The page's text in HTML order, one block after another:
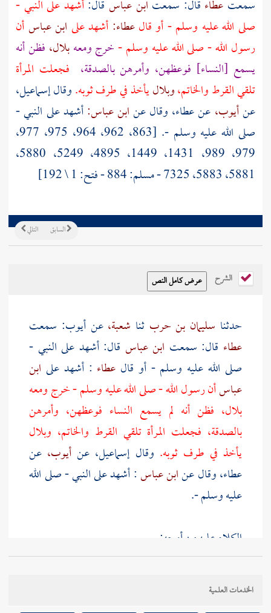
سمعت عطاء قال: سمعت ابن عباس قال:أشهد على النبي -
صلى الله عليه وسلم - أو قالعطاء: أشهد على ابن عباسأن
رسول الله - صلى الله عليه وسلم -خرج ومعهبلال، فظن أنه
يسمع [النساء] فوعظهن، وأمرهن بالصدقة، فجعلت المرأة
تلقي القرط والخاتم،وبلاليأخذ في طرف ثوبه.وقال إسماعيل،
عنأيوب، عن عطاء، وقال عنابن عباس:أشهد على النبي -
صلى الله عليه وسلم -. [863، 962، 964، 975، 977،
979، 989، 1431، 1449، 4895، 5249، 5880،
5881، 5883، 7325 - مسلم: 884 - فتح: 1 \ 192]
التالي السابق
الشرح
حدثنا سليمان بن حرب ثنا شعبة،عن أيوب: سمعت
عطاء قال: سمعت ابن عباس قال: أشهد على النبي -
صلى الله عليه وسلم - أو قال عطاء : أشهد على ابن
عباسأن رسول الله - صلى الله عليه وسلم - خرج ومعه
بلال، فظن أنه لم يسمع النساء فوعظهن، وأمرهن
بالصدقة، فجعلت المرأة تلقي القرط والخاتم، وبلال
يأخذ في طرف ثوبه. وقالإسماعيل، عن أيوب، عن
عطاء،وقال عنابن عباس: أشهد على النبي - صلى الله
عليه وسلم -.
الكلام عليه من أوجه:
أحدها:
الخدمات العلمية